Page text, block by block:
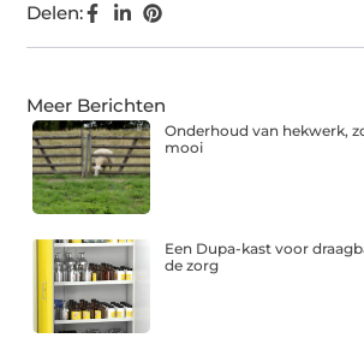
Delen:
Meer Berichten
Onderhoud van hekwerk,
mooi
Een Dupa-kast voor
de zorg